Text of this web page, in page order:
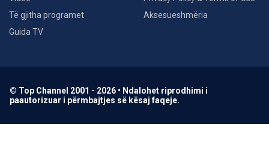
Të gjitha programet
Guida TV
Aksesueshmëria
© Top Channel 2001 - 2026 • Ndalohet riprodhimi i
paautorizuar i përmbajtjes së kësaj faqeje.